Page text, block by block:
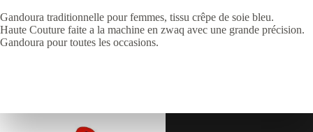
Gandoura traditionnelle pour femmes, tissu crêpe de soie bleu.
Haute Couture faite a la machine en zwaq avec une grande précision.
Gandoura pour toutes les occasions.